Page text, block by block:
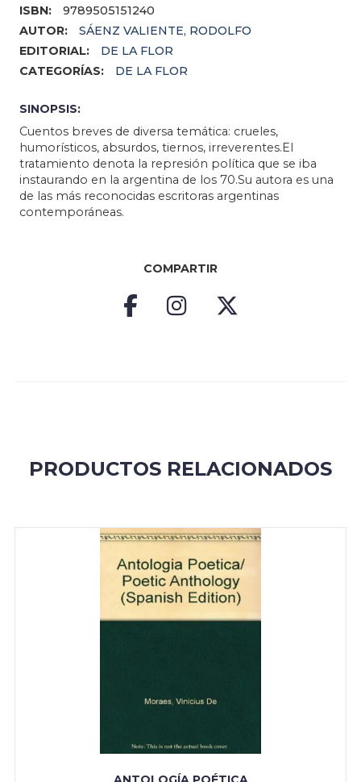
ISBN:
9789505151240
AUTOR:
SÁENZ VALIENTE, RODOLFO
EDITORIAL:
DE LA FLOR
CATEGORÍAS:
DE LA FLOR
SINOPSIS:
Cuentos breves de diversa temática: crueles,
humorísticos, absurdos, tiernos, irreverentes.El
tratamiento denota la represión política que se iba
instaurando en la argentina de los 70.Su autora es una
de las más reconocidas escritoras argentinas
contemporáneas.
COMPARTIR
PRODUCTOS RELACIONADOS